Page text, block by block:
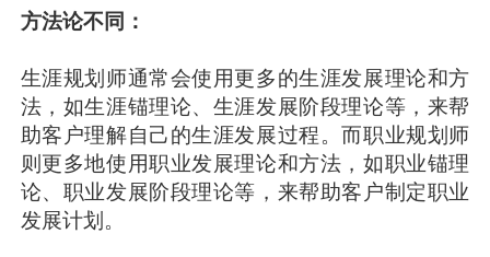
方法论不同：
生涯规划师通常会使用更多的生涯发展理论和方
法，如生涯锚理论、生涯发展阶段理论等，来帮
助客户理解自己的生涯发展过程。而职业规划师
则更多地使用职业发展理论和方法，如职业锚理
论、职业发展阶段理论等，来帮助客户制定职业
发展计划。